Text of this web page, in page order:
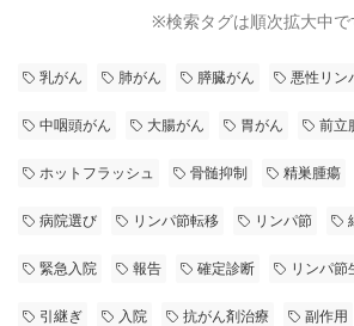
※検索タグは順次拡大中で
乳がん 肺がん 膵臓がん 悪性リン
中咽頭がん 大腸がん 胃がん 前立
ホットフラッシュ 骨髄抑制 精巣腫瘍
病院選び リンパ節転移 リンパ節
緊急入院 報告 確定診断 リンパ節
引継ぎ 入院 抗がん剤治療 副作用